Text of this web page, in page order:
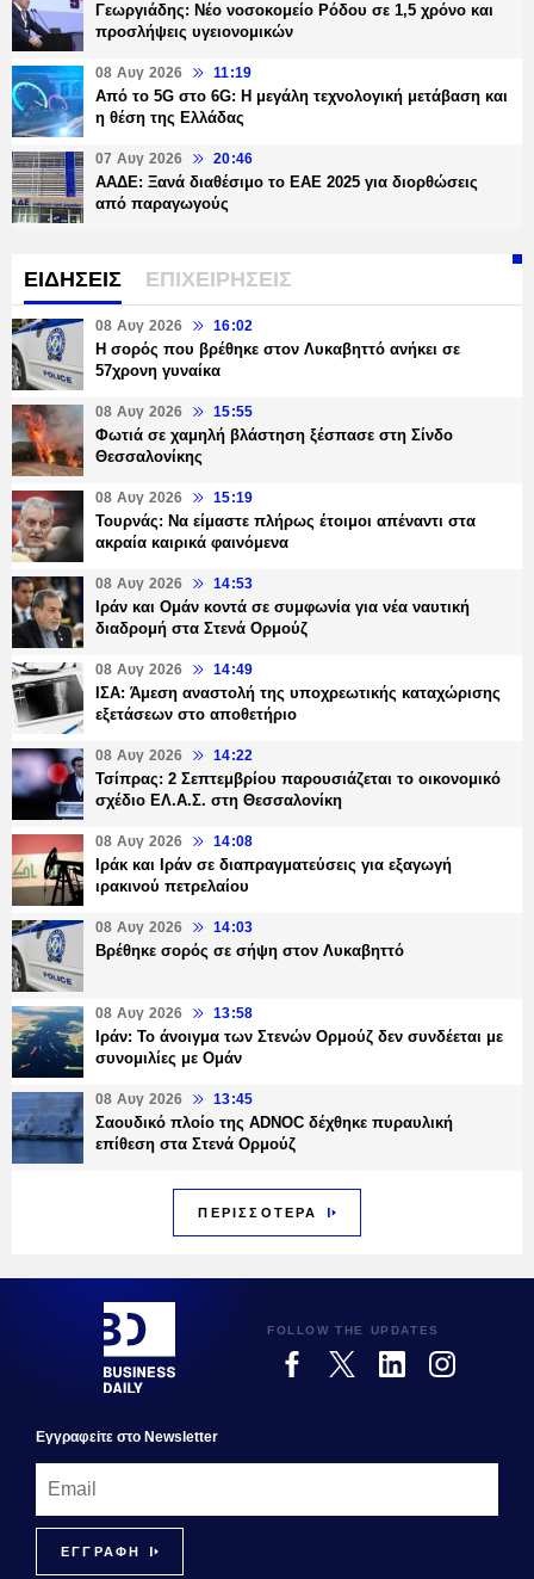
Γεωργιάδης: Νέο νοσοκομείο Ρόδου σε 1,5 χρόνο και
προσλήψεις υγειονομικών
08 Αυγ 2026 11:19
Από το 5G στο 6G: Η μεγάλη τεχνολογική μετάβαση και
η θέση της Ελλάδας
07 Αυγ 2026 20:46
ΑΑΔΕ: Ξανά διαθέσιμο το ΕΑΕ 2025 για διορθώσεις
από παραγωγούς
ΕΙΔΗΣΕΙΣ ΕΠΙΧΕΙΡΗΣΕΙΣ
08 Αυγ 2026 16:02
Η σορός που βρέθηκε στον Λυκαβηττό ανήκει σε
57χρονη γυναίκα
08 Αυγ 2026 15:55
Φωτιά σε χαμηλή βλάστηση ξέσπασε στη Σίνδο
Θεσσαλονίκης
08 Αυγ 2026 15:19
Τουρνάς: Να είμαστε πλήρως έτοιμοι απέναντι στα
ακραία καιρικά φαινόμενα
08 Αυγ 2026 14:53
Ιράν και Ομάν κοντά σε συμφωνία για νέα ναυτική
διαδρομή στα Στενά Ορμούζ
08 Αυγ 2026 14:49
ΙΣΑ: Άμεση αναστολή της υποχρεωτικής καταχώρισης
εξετάσεων στο αποθετήριο
08 Αυγ 2026 14:22
Τσίπρας: 2 Σεπτεμβρίου παρουσιάζεται το οικονομικό
σχέδιο ΕΛ.Α.Σ. στη Θεσσαλονίκη
08 Αυγ 2026 14:08
Ιράκ και Ιράν σε διαπραγματεύσεις για εξαγωγή
ιρακινού πετρελαίου
08 Αυγ 2026 14:03
Βρέθηκε σορός σε σήψη στον Λυκαβηττό
08 Αυγ 2026 13:58
Ιράν: Το άνοιγμα των Στενών Ορμούζ δεν συνδέεται με
συνομιλίες με Ομάν
08 Αυγ 2026 13:45
Σαουδικό πλοίο της ADNOC δέχθηκε πυραυλική
επίθεση στα Στενά Ορμούζ
ΠΕΡΙΣΣΟΤΕΡΑ
FOLLOW THE UPDATES
Εγγραφεiτε στο Newsletter